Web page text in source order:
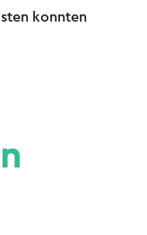
konnten